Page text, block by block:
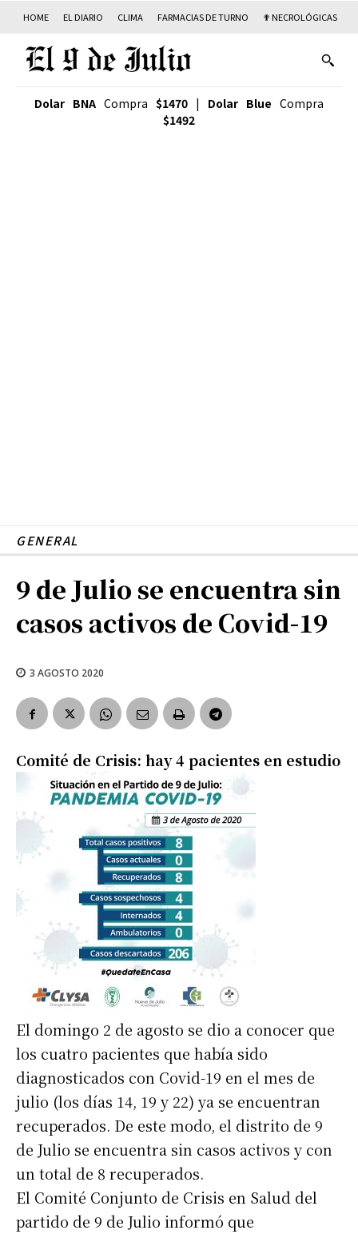
HOME EL DIARIO CLIMA FARMACIAS DE TURNO ✟ NECROLÓGICAS
Dolar BNA Compra $1470 | Dolar Blue Compra
$1492
GENERAL
9 de Julio se encuentra sin
casos activos de Covid-19
3 AGOSTO 2020
Comité de Crisis: hay 4 pacientes en estudio
El domingo 2 de agosto se dio a conocer que
los cuatro pacientes que había sido
diagnosticados con Covid-19 en el mes de
julio (los días 14, 19 y 22) ya se encuentran
recuperados. De este modo, el distrito de 9
de Julio se encuentra sin casos activos y con
un total de 8 recuperados.
El Comité Conjunto de Crisis en Salud del
partido de 9 de Julio informó que